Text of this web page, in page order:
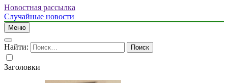
Новостная рассылка
Случайные новости
Меню
Найти:
Заголовки